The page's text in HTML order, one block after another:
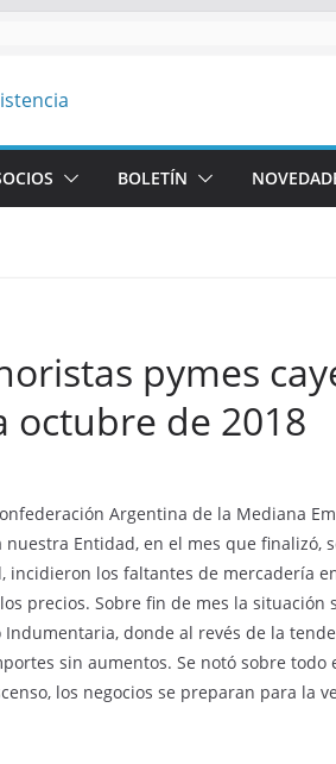
BOLETÍN
pymes
octubre de 2018
Argentina de la Mediana
Entidad, en el mes que finalizó,
incidieron los faltantes de mercadería
precios. Sobre fin de mes la situación
donde al revés de la
sin aumentos. Se notó sobre
los negocios se preparan para la